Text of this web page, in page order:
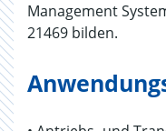
Management
21469 bilden.